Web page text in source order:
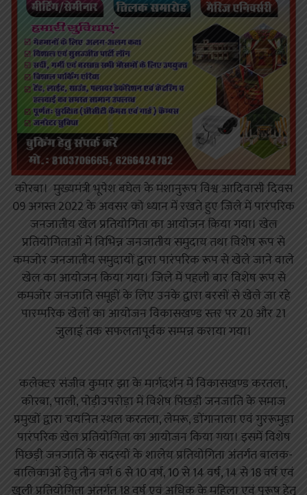
कोरबा। मुख्यमंत्री भूपेश बघेल के मंशानुरूप विश्व आदिवासी दिवस
09 अगस्त 2022 के अवसर को ध्यान में रखते हुए जिले में पारंपरिक
जनजातीय खेल प्रतियोगिता का आयोजन किया गया। खेल
प्रतियोगिताओं में विभिन्न जनजातीय समुदाय तथा विशेष रूप से
कमजोर जनजातीय समुदायों द्वारा पारंपरिक रूप से खेले जाने वाले
खेल का आयोजन किया गया। जिले में पहली बार विशेष रूप से
कमजोर जनजाति समूहों के लिए उनके द्वारा बरसों से खेले जा रहे
पारम्परिक खेलों का आयोजन विकासखण्ड स्तर पर 20 और 21
जुलाई तक सफलतापूर्वक सम्पन्न कराया गया।
कलेक्टर संजीव कुमार झा के मार्गदर्शन में विकासखण्ड करतला,
कोरबा, पाली, पोड़ीउपरोड़ा में विशेष पिछड़ी जनजाति के समाज
प्रमुखों द्वारा चयनित स्थल करतला, लेमरू, डोंगानाला एवं गुररूमुड़ा
पारंपरिक खेल प्रतियोगिता का आयोजन किया गया। इसमें विशेष
पिछड़ी जनजाति के सदस्यों के शालेय प्रतियोगिता अंतर्गत बालक-
बालिकाओं हेतु तीन वर्ग 6 से 10 वर्ष, 10 से 14 वर्ष, 14 से 18 वर्ष एवं